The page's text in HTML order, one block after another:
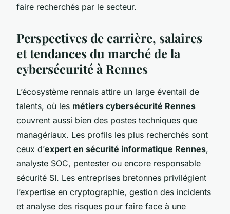
faire recherchés par le secteur.
Perspectives de carrière, salaires
et tendances du marché de la
cybersécurité à Rennes
L’écosystème rennais attire un large éventail de
talents, où les métiers cybersécurité Rennes
couvrent aussi bien des postes techniques que
managériaux. Les profils les plus recherchés sont
ceux d’expert en sécurité informatique Rennes,
analyste SOC, pentester ou encore responsable
sécurité SI. Les entreprises bretonnes privilégient
l’expertise en cryptographie, gestion des incidents
et analyse des risques pour faire face à une